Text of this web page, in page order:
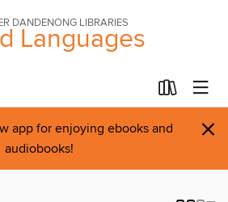
DANDENONG LIBRARIES
Languages
app for enjoying ebooks and
audiobooks!
×